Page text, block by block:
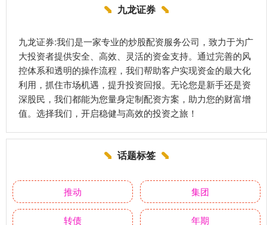
九龙证券
九龙证券:我们是一家专业的炒股配资服务公司，致力于为广
大投资者提供安全、高效、灵活的资金支持。通过完善的风
控体系和透明的操作流程，我们帮助客户实现资金的最大化
利用，抓住市场机遇，提升投资回报。无论您是新手还是资
深股民，我们都能为您量身定制配资方案，助力您的财富增
值。选择我们，开启稳健与高效的投资之旅！
话题标签
推动 集团
转债 年期